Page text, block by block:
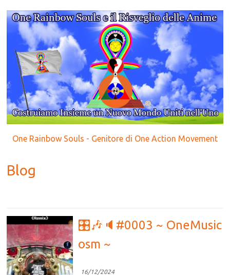
One Rainbow Souls - Genitore di One Action Movement
Blog
🎛🎶🔈#0003 ~ OneMusic
osm ~
16/12/2024